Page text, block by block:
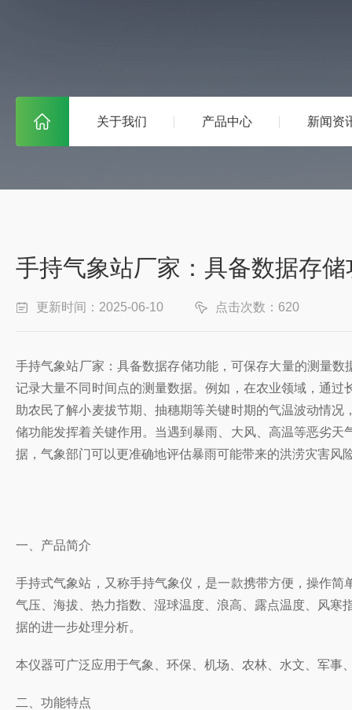
关于我们 产品中心 新闻资
手持气象站厂家：具备数据存
更新时间：2025-06-10 点击次数：620
手持气象站厂家：具备数据存储功能，可保存大量的测量
记录大量不同时间点的测量数据。例如，在农业领域，通
助农民了解小麦拔节期、抽穗期等关键时期的气温波动情
储功能发挥着关键作用。当遇到暴雨、大风、高温等恶劣
据，气象部门可以更准确地评估暴雨可能带来的洪涝灾害
一、产品简介
手持式气象站，又称手持气象仪，是一款携带方便，操作
气压、海拔、热力指数、湿球温度、浪高、露点温度、风
据的进一步处理分析。
本仪器可广泛应用于气象、环保、机场、农林、水文、军事
二、功能特点